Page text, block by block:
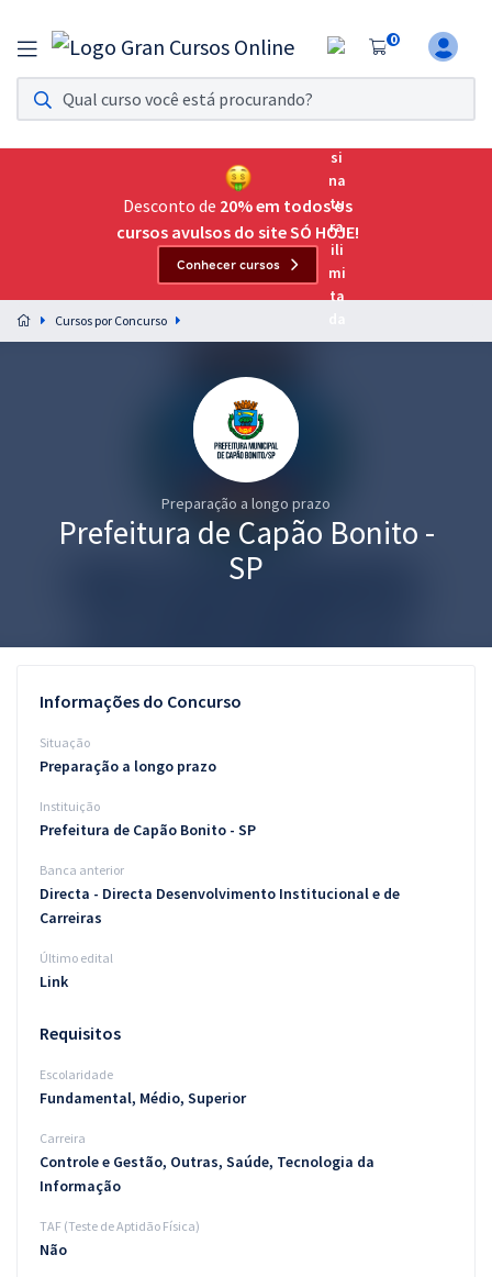
0
Assinatura Ilimitada 11
Acesso a todos os cursos. Teste grátis por 7 dias!
Assinatura OAB Até Passar
Acesso ilimitado a toda preparação para o Exame da
Preparação completa e intensiva para as principais
residências em saúde do Brasil
Conteúdo gratuito
Blog
Atendimento
Desconto de 20% em todos os
cursos avulsos do site SÓ HOJE!
Conhecer cursos
Cursos por Concurso
Preparação a longo prazo
Prefeitura de Capão Bonito -
SP
Informações do Concurso
Situação
Preparação a longo prazo
Instituição
Prefeitura de Capão Bonito - SP
Banca anterior
Directa - Directa Desenvolvimento Institucional e de
Carreiras
Último edital
Link
Requisitos
Escolaridade
Fundamental, Médio, Superior
Carreira
Controle e Gestão, Outras, Saúde, Tecnologia da
Informação
TAF (Teste de Aptidão Física)
Não